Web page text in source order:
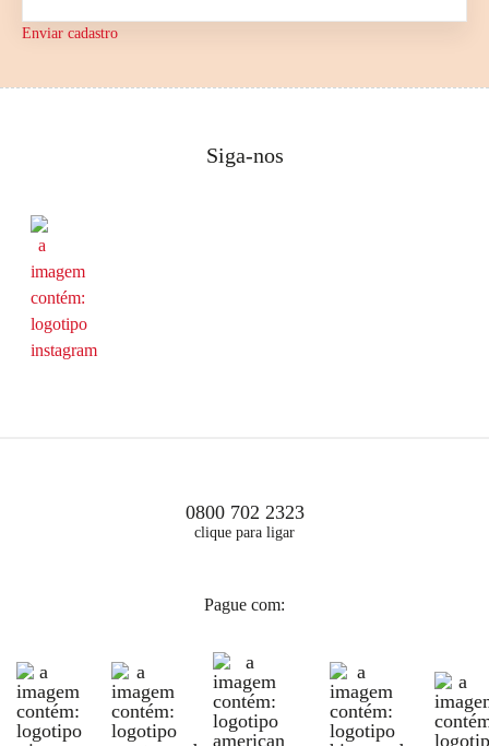
Enviar cadastro
Siga-nos
0800 702 2323
clique para ligar
Pague com: